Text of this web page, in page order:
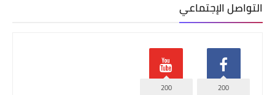
التواصل الإجتماعي
200
200